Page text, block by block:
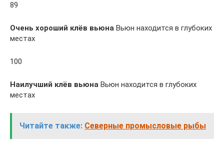
89
Очень хороший клёв вьюна Вьюн находится в глубоких
местах
100
Наилучший клёв вьюна Вьюн находится в глубоких
местах
Читайте также: Северные промысловые рыбы